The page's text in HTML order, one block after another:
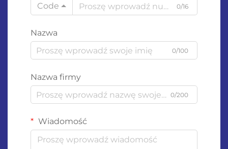
Code
0/16
Nazwa
0/100
Nazwa firmy
0/200
Wiadomość